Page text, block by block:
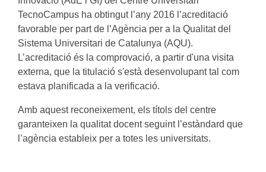
TecnoCampus ha obtingut l’any 2016 l’acreditació
favorable per part de l’Agència per a la Qualitat del
Sistema Universitari de Catalunya (AQU).
L’acreditació és la comprovació, a partir d'una visita
externa, que la titulació s'està desenvolupant tal com
estava planificada a la verificació.
Amb aquest reconeixement, els títols del centre
garanteixen la qualitat docent seguint l’estàndard que
l’agència estableix per a totes les universitats.